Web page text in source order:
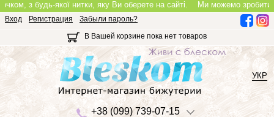
з будь-якої нитки, яку Ви оберете на сайті.Ми можемо зробити
Вход Регистрация
Забыли пароль?
В Вашей корзине пока нет товаров
+38 (099) 739-07-15
УКР